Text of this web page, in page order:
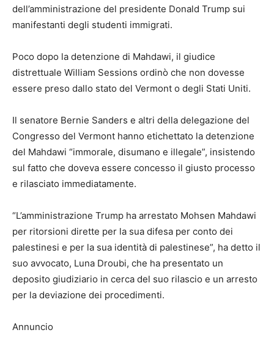
dell’amministrazione del presidente Donald Trump sui
manifestanti degli studenti immigrati.
Poco dopo la detenzione di Mahdawi, il giudice
distrettuale William Sessions ordinò che non dovesse
essere preso dallo stato del Vermont o degli Stati Uniti.
Il senatore Bernie Sanders e altri della delegazione del
Congresso del Vermont hanno etichettato la detenzione
del Mahdawi “immorale, disumano e illegale”, insistendo
sul fatto che doveva essere concesso il giusto processo
e rilasciato immediatamente.
“L’amministrazione Trump ha arrestato Mohsen Mahdawi
per ritorsioni dirette per la sua difesa per conto dei
palestinesi e per la sua identità di palestinese”, ha detto il
suo avvocato, Luna Droubi, che ha presentato un
deposito giudiziario in cerca del suo rilascio e un arresto
per la deviazione dei procedimenti.
Annuncio